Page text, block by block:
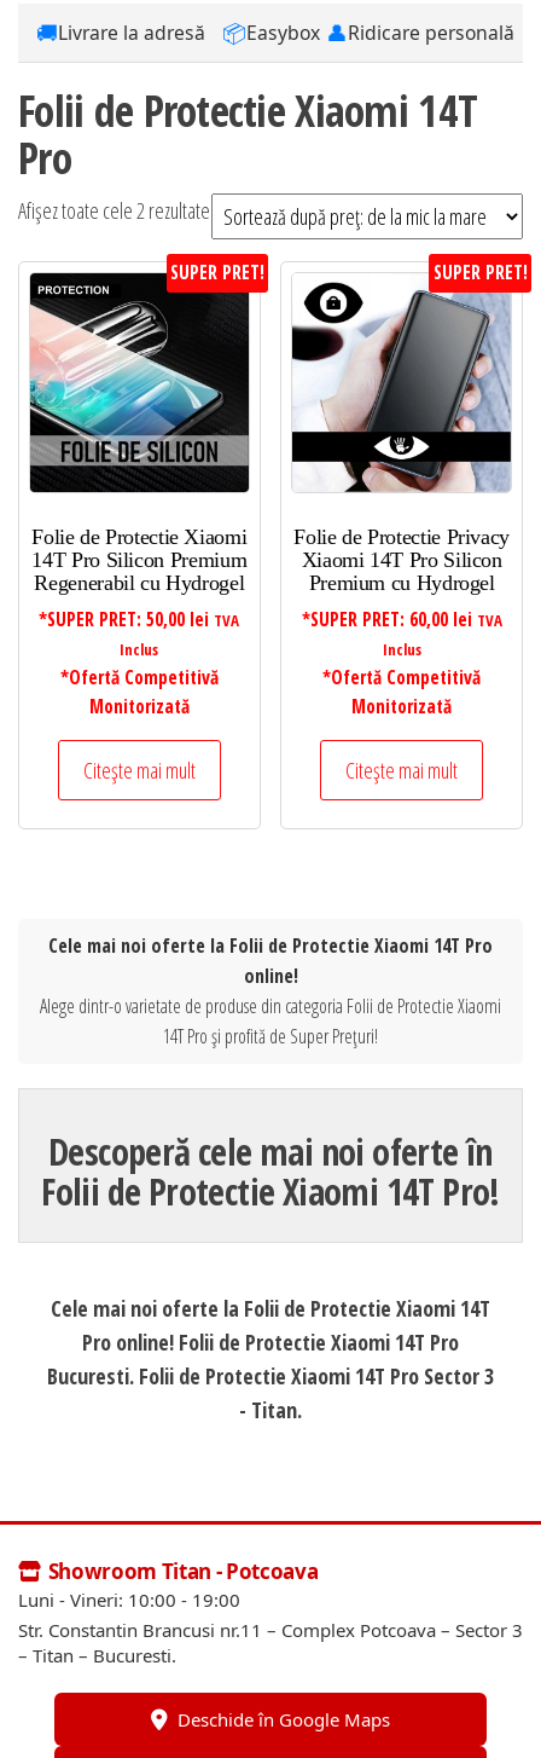
🚚Livrare la adresă 📦Easybox 👤Ridicare personală
Folii de Protectie Xiaomi 14T
Pro
Afișez toate cele 2 rezultate Sortat
după
preț:
mic
la
mare
SUPER PRET!
Folie de Protectie Xiaomi
14T Pro Silicon Premium
Regenerabil cu Hydrogel
*SUPER PRET:50,00 lei TVA
Inclus
*Ofertă Competitivă
Monitorizată
Citește mai mult
SUPER PRET!
Folie de Protectie Privacy
Xiaomi 14T Pro Silicon
Premium cu Hydrogel
*SUPER PRET: 60,00 lei TVA
Inclus
*Ofertă Competitivă
Monitorizată
Citește mai mult
Cele mai noi oferte la Folii de Protectie Xiaomi 14T Pro
online!
Alege dintr-o varietate de produse din categoria Folii de Protectie Xiaomi
14T Pro și profită de Super Prețuri!
Descoperă cele mai noi oferte în
Folii de Protectie Xiaomi 14T Pro!
Cele mai noi oferte la Folii de Protectie Xiaomi 14T
Pro online! Folii de Protectie Xiaomi 14T Pro
Bucuresti. Folii de Protectie Xiaomi 14T Pro Sector 3
- Titan.
Showroom Titan - Potcoava
Luni - Vineri: 10:00 - 19:00
Str. Constantin Brancusi nr.11 – Complex Potcoava – Sector 3
– Titan – Bucuresti.
Deschide în Google Maps